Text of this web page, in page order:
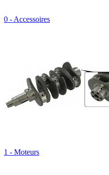
0 - Accessoires
1 - Moteurs